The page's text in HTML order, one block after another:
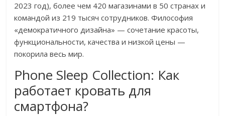
2023 год), более чем 420 магазинами в 50 странах и
командой из 219 тысяч сотрудников. Философия
«демократичного дизайна» — сочетание красоты,
функциональности, качества и низкой цены —
покорила весь мир.
Phone Sleep Collection: Как
работает кровать для
смартфона?